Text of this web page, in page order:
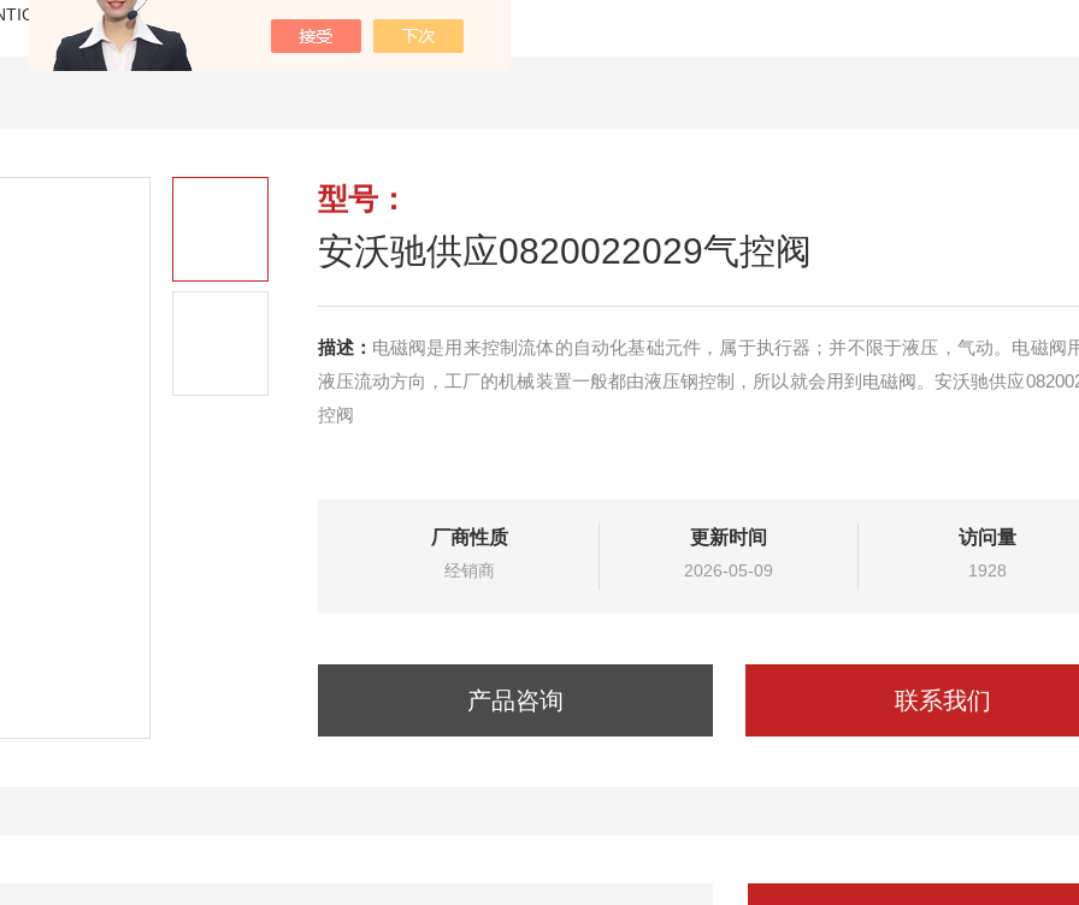
气动阀 >安沃驰供应0820022029气控阀
型号：
安沃驰供应0820022029气控阀
描述： 电磁阀是用来控制流体的自动化基础元件，属于执行器；并不限于液压，气动。电磁阀
液压流动方向，工厂的机械装置一般都由液压钢控制，所以就会用到电磁阀。安沃驰供应
控阀
厂商性质
经销商
更新时间
2026-05-09
访问量
1928
产品咨询 联系我们